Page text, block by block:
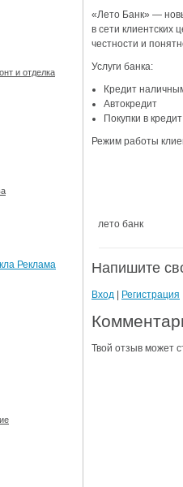
движения транспорта на майские
транспортные карты
«Лето Банк» —
в сети клиентских
честности и
Услуги банка:
Кредит
Автокредит
Покупки в кредит
Режим работы
лето банк
Напишите
Вход Регистрация
Твой отзыв может
и отделка
Реклама